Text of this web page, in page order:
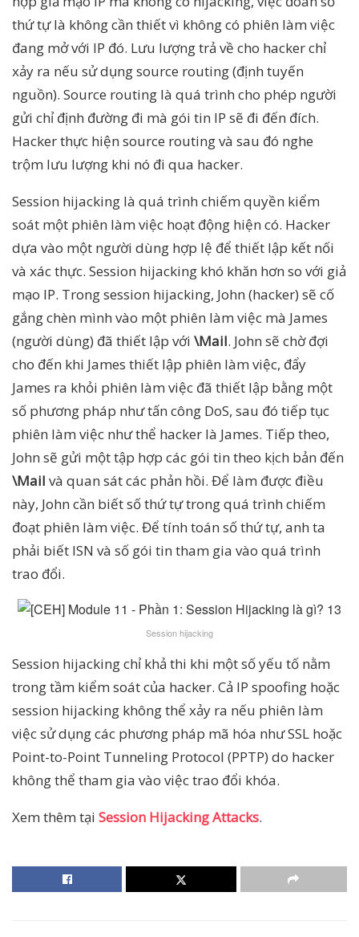
thứ tự là không cần thiết vì không có phiên làm việc
đang mở với IP đó. Lưu lượng trả về cho hacker chỉ
xảy ra nếu sử dụng source routing (định tuyến
nguồn). Source routing là quá trình cho phép người
gửi chỉ định đường đi mà gói tin IP sẽ đi đến đích.
Hacker thực hiện source routing và sau đó nghe
trộm lưu lượng khi nó đi qua hacker.
Session hijacking là quá trình chiếm quyền kiểm
soát một phiên làm việc hoạt động hiện có. Hacker
dựa vào một người dùng hợp lệ để thiết lập kết nối
và xác thực. Session hijacking khó khăn hơn so với giả
mạo IP. Trong session hijacking, John (hacker) sẽ cố
gắng chèn mình vào một phiên làm việc mà James
(người dùng) đã thiết lập với \Mail. John sẽ chờ đợi
cho đến khi James thiết lập phiên làm việc, đẩy
James ra khỏi phiên làm việc đã thiết lập bằng một
số phương pháp như tấn công DoS, sau đó tiếp tục
phiên làm việc như thể hacker là James. Tiếp theo,
John sẽ gửi một tập hợp các gói tin theo kịch bản đến
\Mail và quan sát các phản hồi. Để làm được điều
này, John cần biết số thứ tự trong quá trình chiếm
đoạt phiên làm việc. Để tính toán số thứ tự, anh ta
phải biết ISN và số gói tin tham gia vào quá trình
trao đổi.
Session hijacking
Session hijacking chỉ khả thi khi một số yếu tố nằm
trong tầm kiểm soát của hacker. Cả IP spoofing hoặc
session hijacking không thể xảy ra nếu phiên làm
việc sử dụng các phương pháp mã hóa như SSL hoặc
Point-to-Point Tunneling Protocol (PPTP) do hacker
không thể tham gia vào việc trao đổi khóa.
Xem thêm tại Session Hijacking Attacks.